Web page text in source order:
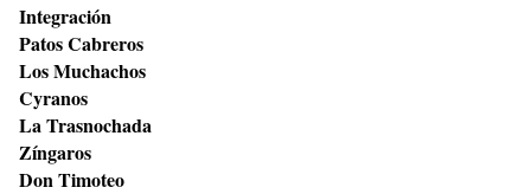
Integración
Patos Cabreros
Los Muchachos
Cyranos
La Trasnochada
Zíngaros
Don Timoteo